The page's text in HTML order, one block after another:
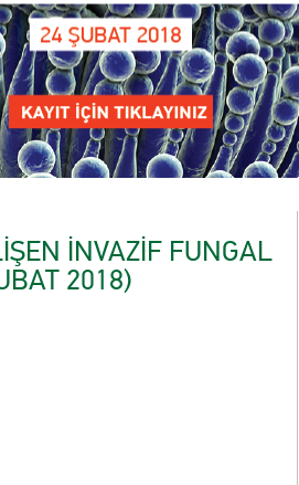
İNVAZİF FUNGAL
2018)